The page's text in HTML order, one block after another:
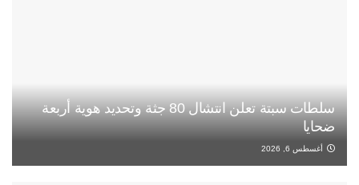
سلطات سبتة تعلن انتشال 80 جثة وتحديد هوية أربعة
ضحايا
أغسطس 6, 2026